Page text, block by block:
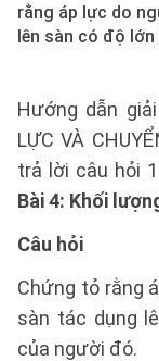
rằng áp lực do
lên sàn có độ
Hướng dẫn
LỰC VÀ
trả lời câu hỏi
Bài 4: Khối
Câu hỏi
Chứng tỏ rằng
sàn tác dụng
của người đó.